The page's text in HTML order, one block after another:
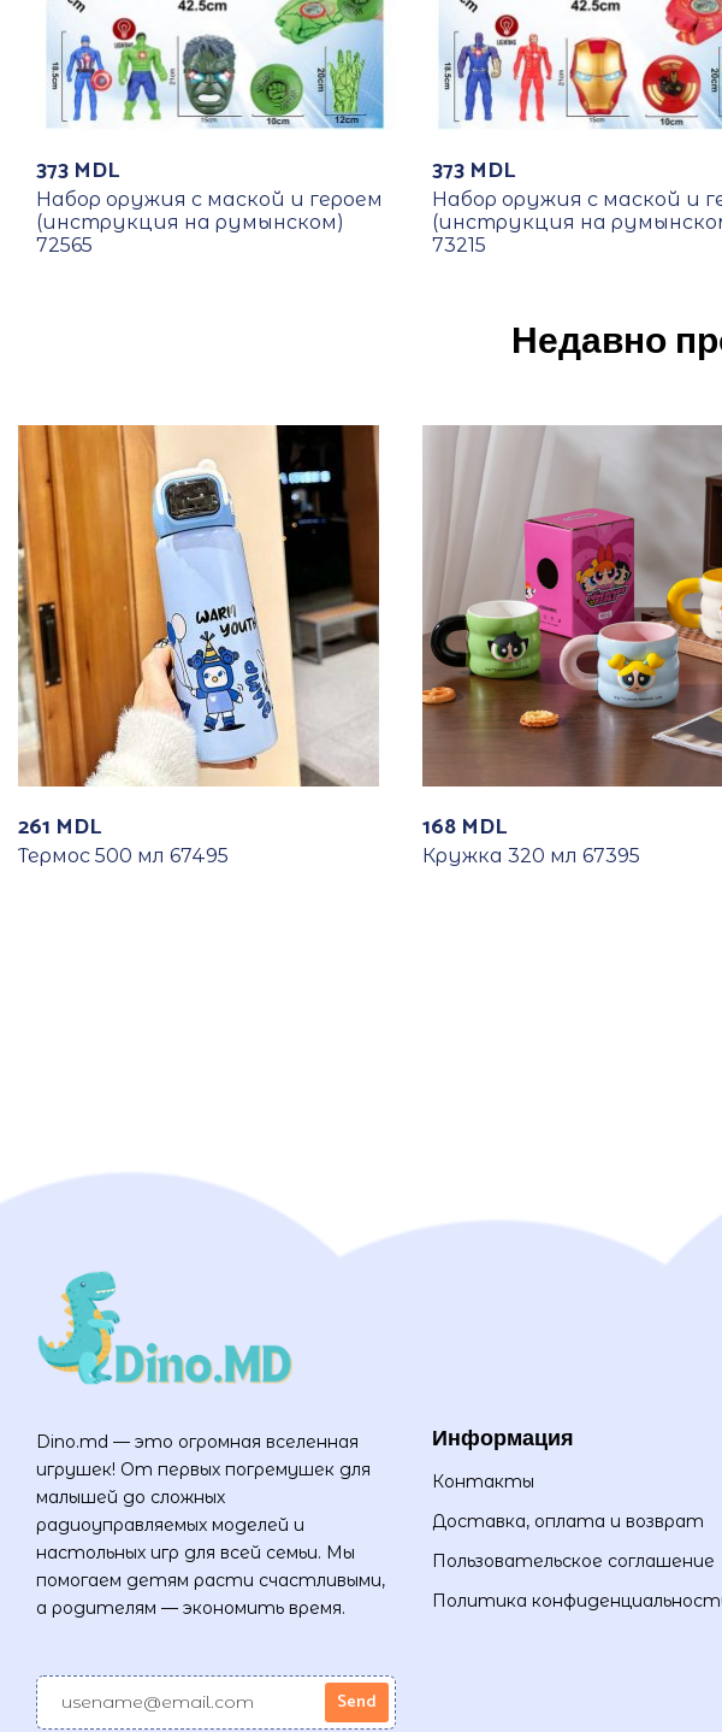
373 MDL
Набор оружия с маской и героем
(инструкция на румынском)
72565
373 MDL
Набор оружия с маской и
(инструкция на
73215
Недавно
261 MDL
Термос 500 мл 67495
168 MDL
Кружка 320 мл 67395
Dino.md — это огромная вселенная
игрушек! От первых погремушек для
малышей до сложных
радиоуправляемых моделей и
настольных игр для всей семьи. Мы
помогаем детям расти счастливыми,
а родителям — экономить время.
Информация
Контакты
Доставка, оплата и возврат
Пользовательское соглашение
Политика